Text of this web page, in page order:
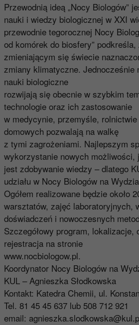
Przewodnią ideą „Nocy Biologów”
nauki i wiedzy biologicznej w XXI
przewodnie tegorocznej Nocy
od komórek do biosfery”
zmieniającym się świecie
zmiany klimatyczne. Jednocześnie
nauki biologiczne
rozwijają się obecnie w szybkim
technologie oraz ich zastosowanie
w medycynie, przemyśle,
domowych pozwalają na walkę
z tymi zagrożeniami. Najlepszym
wykorzystanie nowych możliwości,
jest zdobywanie wiedzy – dlatego
udziału w Nocy Biologów na
Ogółem realizowane będzie około
warsztatów, zajęć laboratoryjnych,
doświadczeń i nowoczesnych
Szczegółowy program, lokalizacje,
rejestracja na stronie
www.nocbiologow.pl.
Koordynator Nocy Biologów na
KUL – Agnieszka Słodkowska
Kontakt: Katedra Chemii, ul.
Tel. 81 45 45 637 lub 508 712 921
email: